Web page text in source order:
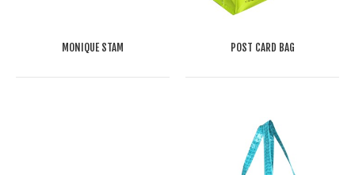
MONIQUE STAM POST CARD BAG